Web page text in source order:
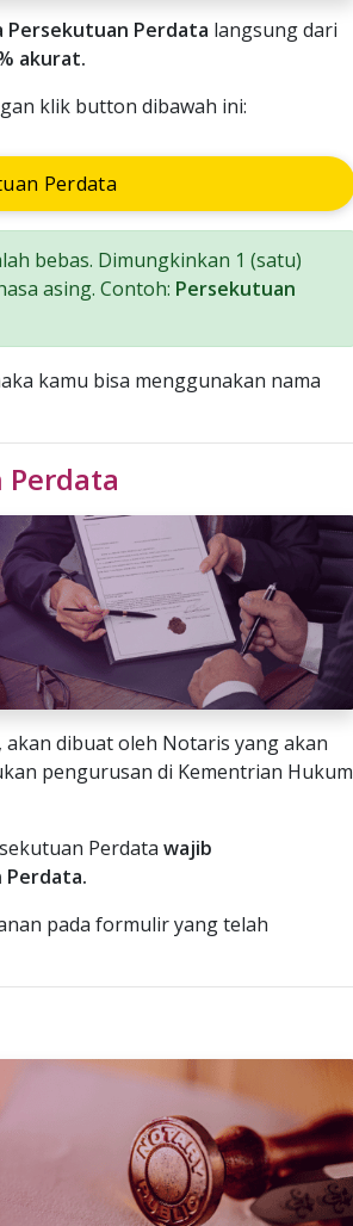
Persekutuan Perdata langsung dari
akurat.
klik button dibawah ini:
Perdata
bebas. Dimungkinkan 1 (satu)
asing. Contoh: Persekutuan
kamu bisa menggunakan nama
dibuat oleh Notaris yang akan
pengurusan di Kementrian Hukum
Perdata wajib
Perdata.
pada formulir yang telah